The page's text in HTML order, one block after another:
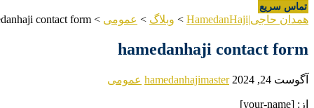
تماس سریع
همدان حاجی|HamedanHaji > وبلاگ > عمومی >
contact form
hamedanhaji contact form
آگوست 24, 2024 hamedanhajimaster عمومی
از: [your-name]